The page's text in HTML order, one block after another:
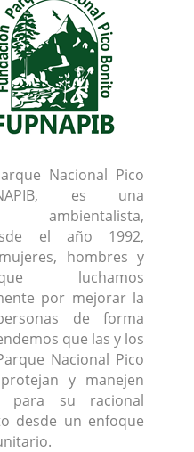
Nacional Pico
es una
ambientalista,
el año 1992,
hombres y
luchamos
por mejorar la
de forma
que las y los
Nacional Pico
y manejen
para su racional
desde un enfoque